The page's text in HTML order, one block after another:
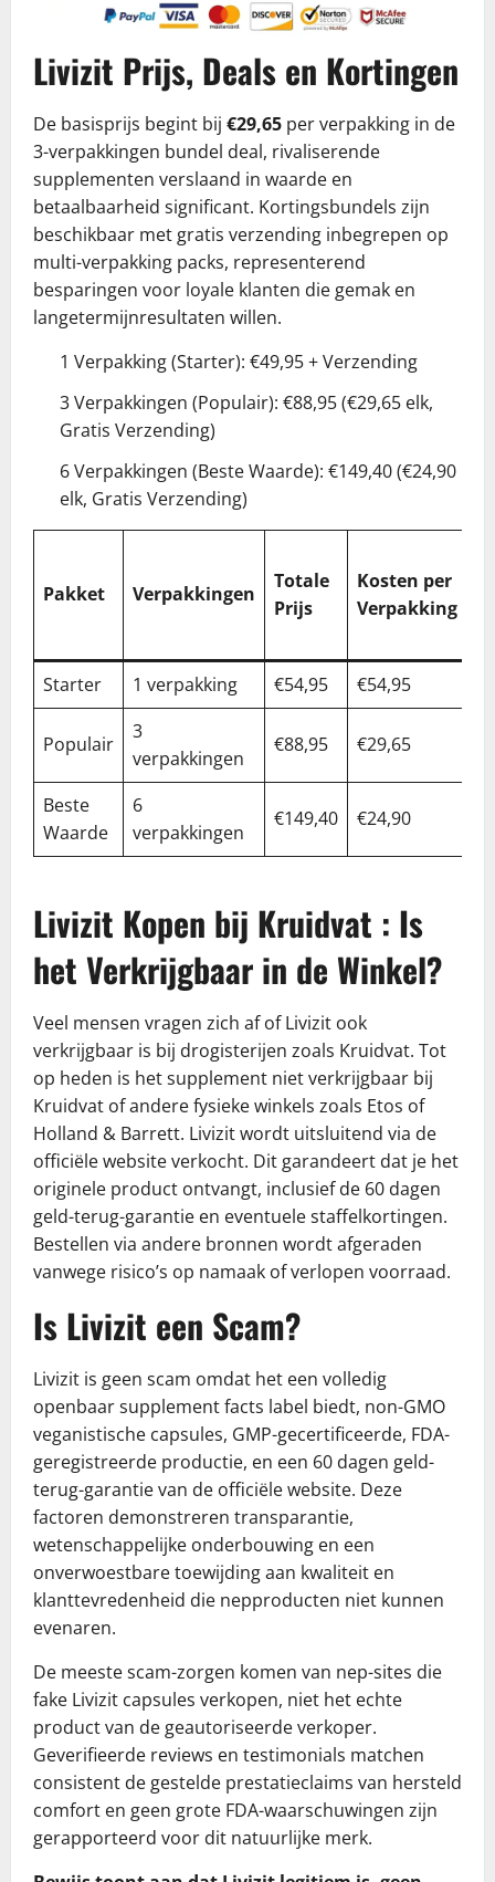
Livizit Prijs, Deals en Kortingen
De basisprijs begint bij €29,65 per verpakking in de
3-verpakkingen bundel deal, rivaliserende
supplementen verslaand in waarde en
betaalbaarheid significant. Kortingsbundels zijn
beschikbaar met gratis verzending inbegrepen op
multi-verpakking packs, representerend
besparingen voor loyale klanten die gemak en
langetermijnresultaten willen.
1 Verpakking (Starter): €49,95 + Verzending
3 Verpakkingen (Populair): €88,95 (€29,65 elk,
Gratis Verzending)
6 Verpakkingen (Beste Waarde): €149,40 (€24,90
elk, Gratis Verzending)
Pakket Verpakkingen
Totale
Prijs
Kosten per
Verpakking
Starter
1 verpakking €54,95 €54,95
Populair
3
verpakkingen
€88,95 €29,65
Beste
Waarde
6
verpakkingen
€149,40 €24,90
Livizit Kopen bij Kruidvat : Is
het Verkrijgbaar in de Winkel?
Veel mensen vragen zich af of Livizit ook
verkrijgbaar is bij drogisterijen zoals Kruidvat. Tot
op heden is het supplement niet verkrijgbaar bij
Kruidvat of andere fysieke winkels zoals Etos of
Holland & Barrett. Livizit wordt uitsluitend via de
officiële website verkocht. Dit garandeert dat je het
originele product ontvangt, inclusief de 60 dagen
geld-terug-garantie en eventuele staffelkortingen.
Bestellen via andere bronnen wordt afgeraden
vanwege risico’s op namaak of verlopen voorraad.
Is Livizit een Scam?
Livizit is geen scam omdat het een volledig
openbaar supplement facts label biedt, non-GMO
veganistische capsules, GMP-gecertificeerde, FDA-
geregistreerde productie, en een 60 dagen geld-
terug-garantie van de officiële website. Deze
factoren demonstreren transparantie,
wetenschappelijke onderbouwing en een
onverwoestbare toewijding aan kwaliteit en
klanttevredenheid die nepproducten niet kunnen
evenaren.
De meeste scam-zorgen komen van nep-sites die
fake Livizit capsules verkopen, niet het echte
product van de geautoriseerde verkoper.
Geverifieerde reviews en testimonials matchen
consistent de gestelde prestatieclaims van hersteld
comfort en geen grote FDA-waarschuwingen zijn
gerapporteerd voor dit natuurlijke merk.